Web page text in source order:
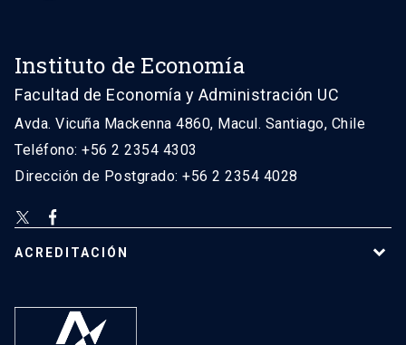
Instituto de Economía
Facultad de Economía y Administración UC
Avda. Vicuña Mackenna 4860, Macul. Santiago, Chile
Teléfono: +56 2 2354 4303
Dirección de Postgrado: +56 2 2354 4028
ACREDITACIÓN